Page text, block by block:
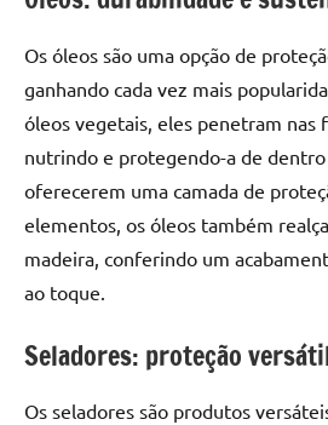
Os óleos são uma opção de
ganhando cada vez mais
óleos vegetais, eles penetram nas
nutrindo e protegendo-a de
oferecerem uma camada de
elementos, os óleos também
madeira, conferindo um
ao toque.
Seladores: proteção
Os seladores são produtos